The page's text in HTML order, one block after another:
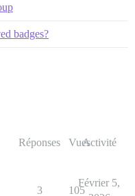
badges?
Réponses VuesActivité
3 105
Février 5,